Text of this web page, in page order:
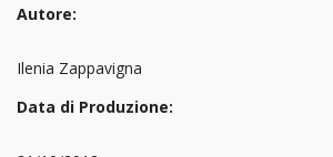
Autore:
Ilenia Zappavigna
Data di Produzione: